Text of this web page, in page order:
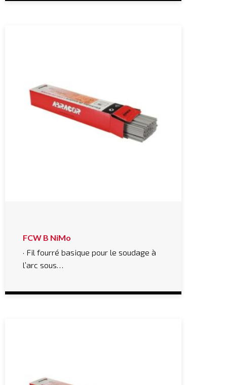
FCW B NiMo
· Fil fourré basique pour le soudage à
l’arc sous…